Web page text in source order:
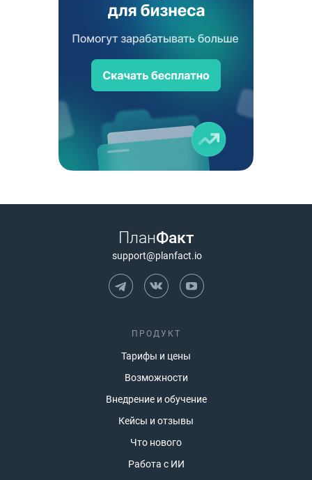
ПланФакт
support@planfact.io
ПРОДУКТ
Тарифы и цены
Возможности
Внедрение и обучение
Кейсы и отзывы
Что нового
Работа с ИИ